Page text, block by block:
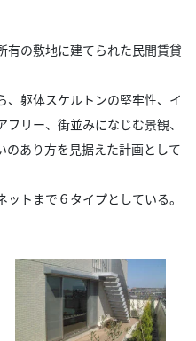
有の敷地に建てられた民間賃貸
、躯体スケルトンの堅牢性、イ
フリー、街並みになじむ景観、
のあり方を見据えた計画として
トまで６タイプとしている。